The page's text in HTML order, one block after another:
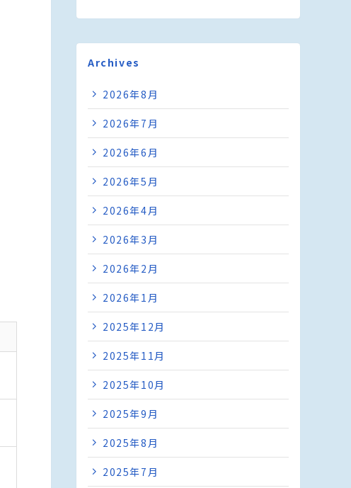
Archives
2026年8月
2026年7月
2026年6月
2026年5月
2026年4月
2026年3月
2026年2月
2026年1月
2025年12月
2025年11月
2025年10月
2025年9月
2025年8月
2025年7月